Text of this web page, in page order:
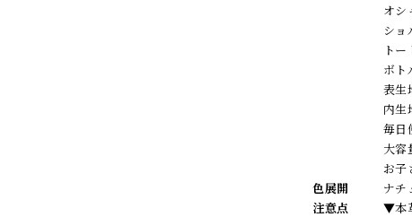
オシ
シ
ト
ボト
表生
内生
毎日
大容
お子
色展開
ナチ
注意点
▼本